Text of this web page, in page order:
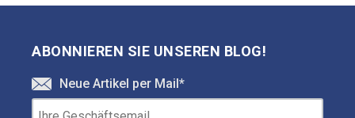
ABONNIEREN SIE UNSEREN BLOG!
Neue Artikel per Mail*